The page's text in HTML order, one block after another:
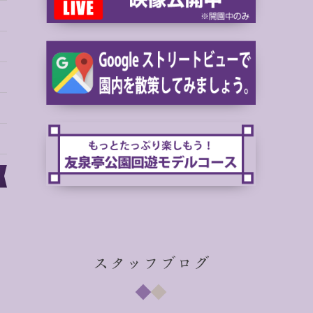
スタッフブログ